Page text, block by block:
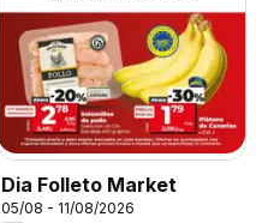
Dia Folleto Market
05/08 - 11/08/2026